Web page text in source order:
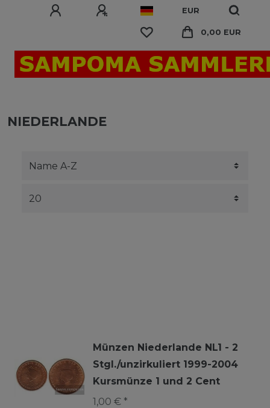
EUR
0,00 EUR
NIEDERLANDE
Münzen Niederlande NL1 - 2
Stgl./unzirkuliert 1999-2004
Kursmünze 1 und 2 Cent
1,00 € *